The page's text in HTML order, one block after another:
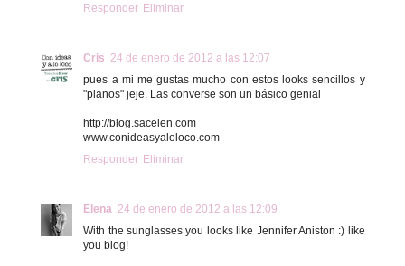
Responder Eliminar
Cris 24 de enero de 2012 a las 12:07
pues a mi me gustas mucho con estos looks sencillos y
"planos" jeje. Las converse son un básico genial
http://blog.sacelen.com
www.conideasyaloloco.com
Responder Eliminar
Elena 24 de enero de 2012 a las 12:09
With the sunglasses you looks like Jennifer Aniston :) like
you blog!